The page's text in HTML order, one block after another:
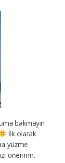
bakmayın
İlk olarak
yüzme
öneririm.